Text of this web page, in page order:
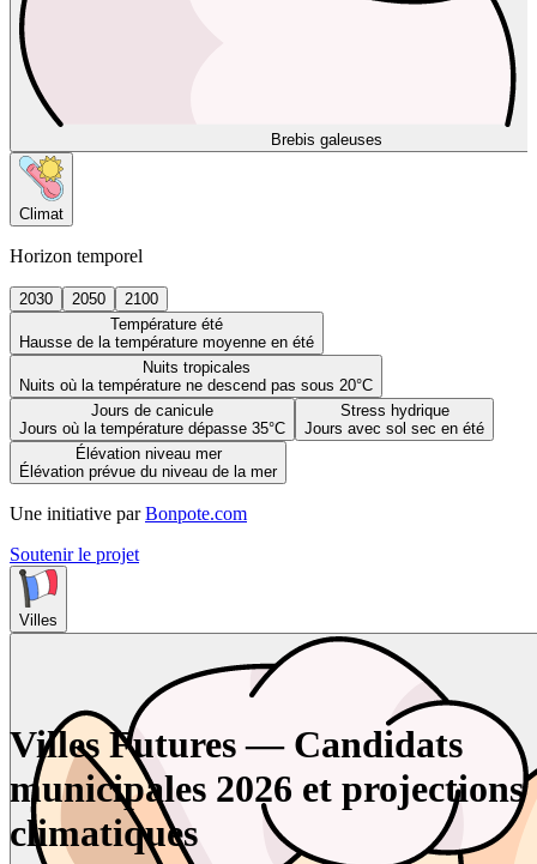
Brebis galeuses
Climat
Horizon temporel
2030 2050
2100
Température été
Hausse de la température moyenne en été
Nuits tropicales
Nuits où la température ne descend pas sous 20°C
Jours de canicule
Jours où la température dépasse 35°C
Stress hydrique
Jours avec sol sec en été
Élévation niveau mer
Élévation prévue du niveau de la mer
Une initiative par Bonpote.com
Soutenir le projet
Villes
Villes Futures — Candidats
municipales 2026 et projections
climatiques